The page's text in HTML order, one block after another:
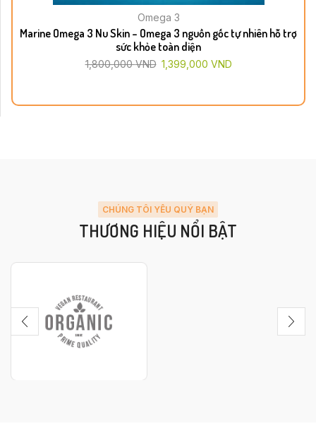
Omega 3
Marine Omega 3 Nu Skin – Omega 3 nguồn gốc tự nhiên hỗ trợ
sức khỏe toàn diện
1,800,000VND 1,399,000 VND
CHÚNG TÔI YÊU QUÝ BẠN
THƯƠNG HIỆU NỔI BẬT